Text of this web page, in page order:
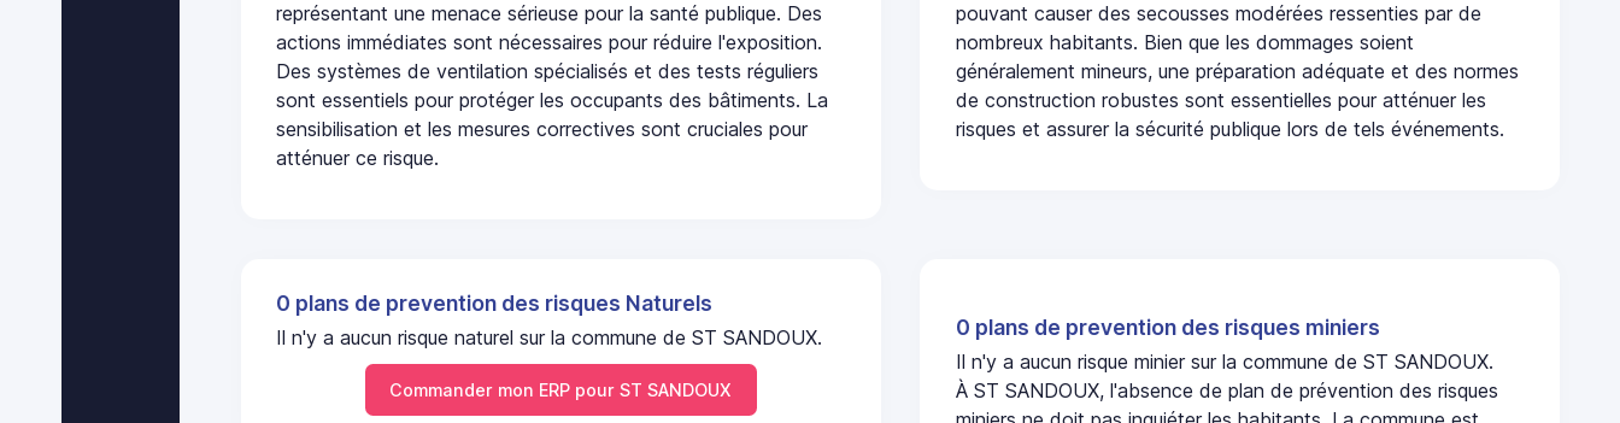
représentant une menace sérieuse pour la santé publique. Des
actions immédiates sont nécessaires pour réduire l'exposition.
Des systèmes de ventilation spécialisés et des tests réguliers
sont essentiels pour protéger les occupants des bâtiments. La
sensibilisation et les mesures correctives sont cruciales pour
atténuer ce risque.
pouvant causer des secousses modérées ressenties par de
nombreux habitants. Bien que les dommages soient
généralement mineurs, une préparation adéquate et des normes
de construction robustes sont essentielles pour atténuer les
risques et assurer la sécurité publique lors de tels événements.
0 plans de prevention des risques Naturels
Il n'y a aucun risque naturel sur la commune de ST SANDOUX.
Commander mon ERP pour ST SANDOUX
0 plans de prevention des risques miniers
Il n'y a aucun risque minier sur la commune de ST SANDOUX.
À ST SANDOUX, l'absence de plan de prévention des risques